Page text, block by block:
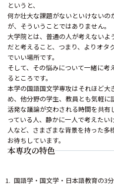
というと、
何か壮大な課題がないといけない
が、そういうことではありません。
大学院とは、普通の人が考えない
だと考えること、つまり、よりオ
でいい場所です。
そして、その悩みについて一緒に
るところです。
本学の国語国文学専攻はそれほど
め、他分野の学生、教員とも気軽に
活発な議論が交わされる時間を共
っている人、静かに一人で考えた
人など、さまざまな背景を持った
お待ちしています。
本専攻の特色
国語学・国文学・日本語教育の3